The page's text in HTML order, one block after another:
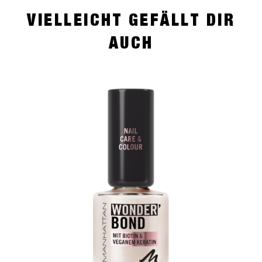
VIELLEICHT GEFÄLLT DIR
AUCH